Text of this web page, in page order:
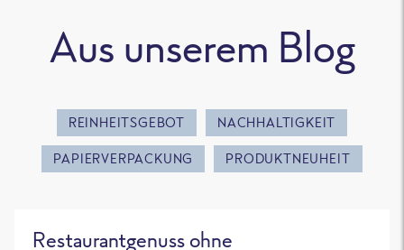
Aus unserem Blog
REINHEITSGEBOT NACHHALTIGKEIT
PAPIERVERPACKUNG PRODUKTNEUHEIT
Restaurantgenuss ohne